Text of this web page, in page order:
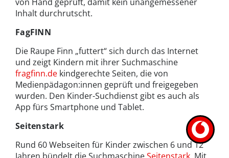
Inhalt durchrutscht.
FagFINN
Die Raupe Finn „futtert“ sich durch das Internet
und zeigt Kindern mit ihrer Suchmaschine
fragfinn.de kindgerechte Seiten, die von
Medienpädagon:innen geprüft und freigegeben
wurden. Den Kinder-Suchdienst gibt es auch als
App fürs Smartphone und Tablet.
Seitenstark
Rund 60 Webseiten für Kinder zwischen 6 und 12